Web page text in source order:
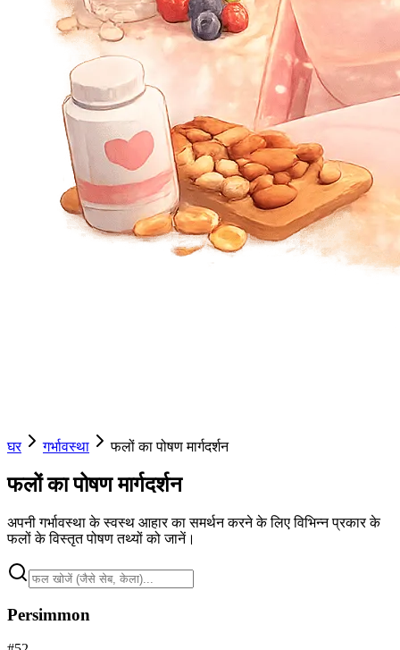
घर गर्भावस्था फलों का पोषण मार्गदर्शन
फलों का पोषण मार्गदर्शन
अपनी गर्भावस्था के स्वस्थ आहार का समर्थन करने के लिए विभिन्न प्रकार के
फलों के विस्तृत पोषण तथ्यों को जानें।
Persimmon